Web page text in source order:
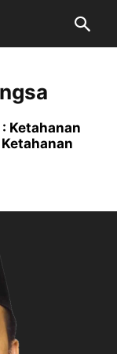
: Ketahanan